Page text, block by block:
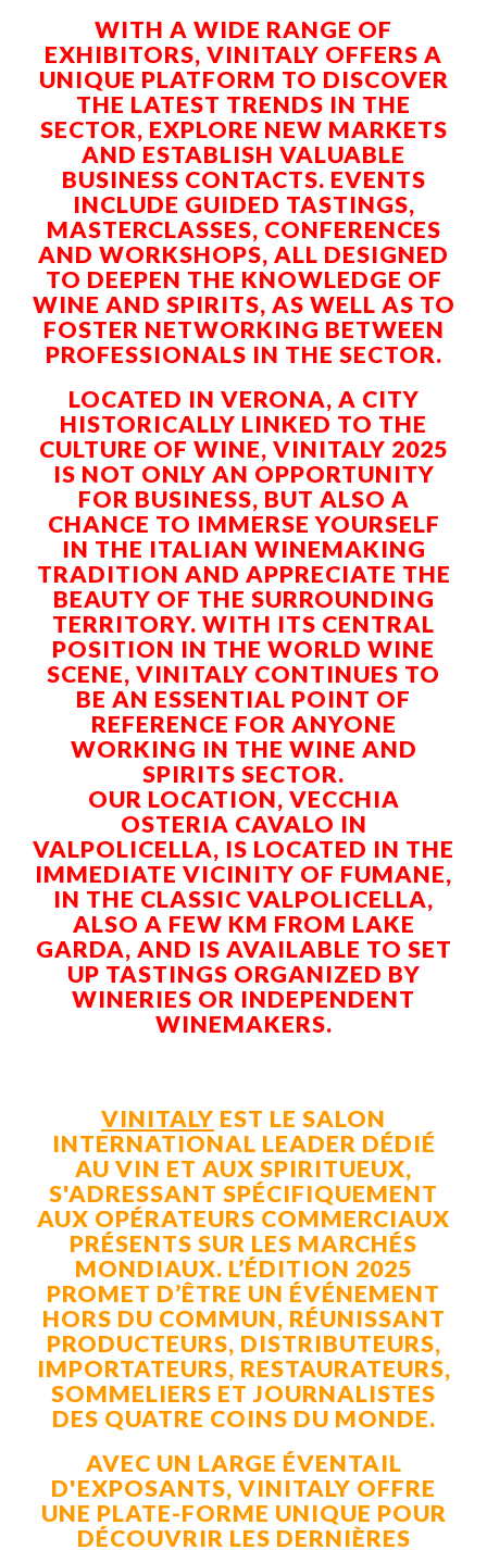
WITH A WIDE RANGE OF
EXHIBITORS, VINITALY OFFERS A
UNIQUE PLATFORM TO DISCOVER
THE LATEST TRENDS IN THE
SECTOR, EXPLORE NEW MARKETS
AND ESTABLISH VALUABLE
BUSINESS CONTACTS. EVENTS
INCLUDE GUIDED TASTINGS,
MASTERCLASSES, CONFERENCES
AND WORKSHOPS, ALL DESIGNED
TO DEEPEN THE KNOWLEDGE OF
WINE AND SPIRITS, AS WELL AS TO
FOSTER NETWORKING BETWEEN
PROFESSIONALS IN THE SECTOR.
LOCATED IN VERONA, A CITY
HISTORICALLY LINKED TO THE
CULTURE OF WINE, VINITALY 2025
IS NOT ONLY AN OPPORTUNITY
FOR BUSINESS, BUT ALSO A
CHANCE TO IMMERSE YOURSELF
IN THE ITALIAN WINEMAKING
TRADITION AND APPRECIATE THE
BEAUTY OF THE SURROUNDING
TERRITORY. WITH ITS CENTRAL
POSITION IN THE WORLD WINE
SCENE, VINITALY CONTINUES TO
BE AN ESSENTIAL POINT OF
REFERENCE FOR ANYONE
WORKING IN THE WINE AND
SPIRITS SECTOR.
OUR LOCATION, VECCHIA
OSTERIA CAVALO IN
VALPOLICELLA, IS LOCATED IN THE
IMMEDIATE VICINITY OF FUMANE,
IN THE CLASSIC VALPOLICELLA,
ALSO A FEW KM FROM LAKE
GARDA, AND IS AVAILABLE TO SET
UP TASTINGS ORGANIZED BY
WINERIES OR INDEPENDENT
WINEMAKERS.
VINITALY EST LE SALON
INTERNATIONAL LEADER DÉDIÉ
AU VIN ET AUX SPIRITUEUX,
S'ADRESSANT SPÉCIFIQUEMENT
AUX OPÉRATEURS COMMERCIAUX
PRÉSENTS SUR LES MARCHÉS
MONDIAUX. L’ÉDITION 2025
PROMET D’ÊTRE UN ÉVÉNEMENT
HORS DU COMMUN, RÉUNISSANT
PRODUCTEURS, DISTRIBUTEURS,
IMPORTATEURS, RESTAURATEURS,
SOMMELIERS ET JOURNALISTES
DES QUATRE COINS DU MONDE.
AVEC UN LARGE ÉVENTAIL
D'EXPOSANTS, VINITALY OFFRE
UNE PLATE-FORME UNIQUE POUR
DÉCOUVRIR LES DERNIÈRES